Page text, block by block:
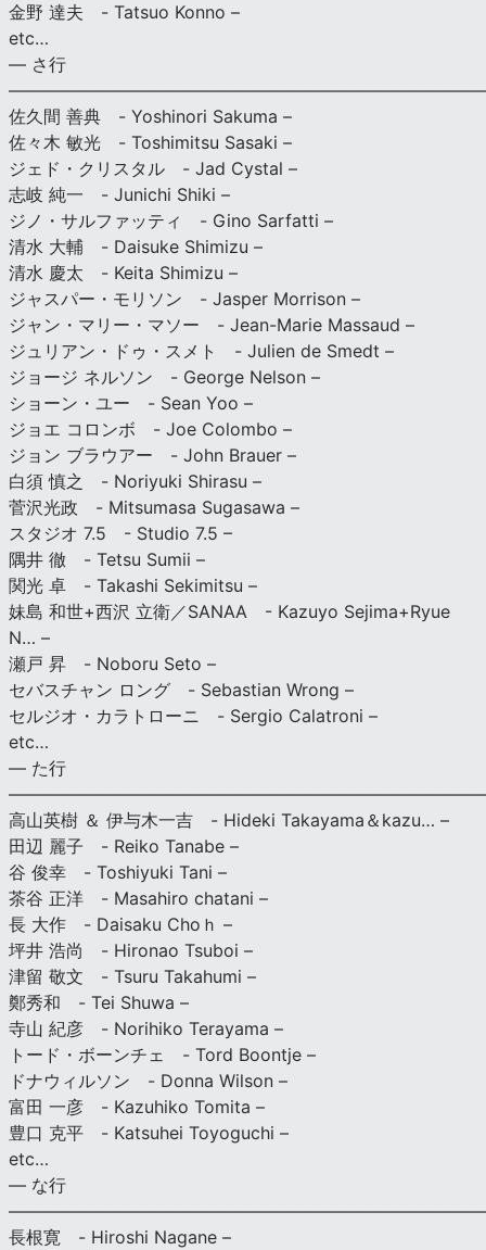
金野 達夫 - Tatsuo Konno –
etc…
— さ行
佐久間 善典 - Yoshinori Sakuma –
佐々木 敏光 - Toshimitsu Sasaki –
ジェド・クリスタル - Jad Cystal –
志岐 純一 - Junichi Shiki –
ジノ・サルファッティ - Gino Sarfatti –
清水 大輔 - Daisuke Shimizu –
清水 慶太 - Keita Shimizu –
ジャスパー・モリソン - Jasper Morrison –
ジャン・マリー・マソー - Jean-Marie Massaud –
ジュリアン・ドゥ・スメト - Julien de Smedt –
ジョージ ネルソン - George Nelson –
ショーン・ユー - Sean Yoo –
ジョエ コロンボ - Joe Colombo –
ジョン ブラウアー - John Brauer –
白須 慎之 - Noriyuki Shirasu –
菅沢光政 - Mitsumasa Sugasawa –
スタジオ 7.5 - Studio 7.5 –
隅井 徹 - Tetsu Sumii –
関光 卓 - Takashi Sekimitsu –
妹島 和世+西沢 立衛／SANAA - Kazuyo Sejima+Ryue
N… –
瀬戸 昇 - Noboru Seto –
セバスチャン ロング - Sebastian Wrong –
セルジオ・カラトローニ - Sergio Calatroni –
etc…
— た行
高山英樹 ＆ 伊与木一吉 - Hideki Takayama＆kazu… –
田辺 麗子 - Reiko Tanabe –
谷 俊幸 - Toshiyuki Tani –
茶谷 正洋 - Masahiro chatani –
長 大作 - Daisaku Choｈ –
坪井 浩尚 - Hironao Tsuboi –
津留 敬文 - Tsuru Takahumi –
鄭秀和 - Tei Shuwa –
寺山 紀彦 - Norihiko Terayama –
トード・ボーンチェ - Tord Boontje –
ドナウィルソン - Donna Wilson –
富田 一彦 - Kazuhiko Tomita –
豊口 克平 - Katsuhei Toyoguchi –
etc…
— な行
長根寛 - Hiroshi Nagane –